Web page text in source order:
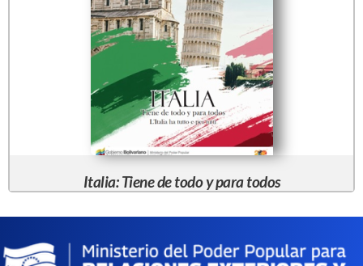
Italia: Tiene de todo y para todos